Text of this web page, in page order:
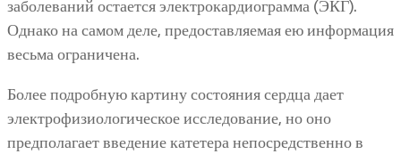
заболеваний остается электрокардиограмма (ЭКГ).
Однако на самом деле, предоставляемая ею информация
весьма ограничена.
Более подробную картину состояния сердца дает
электрофизиологическое исследование, но оно
предполагает введение катетера непосредственно в